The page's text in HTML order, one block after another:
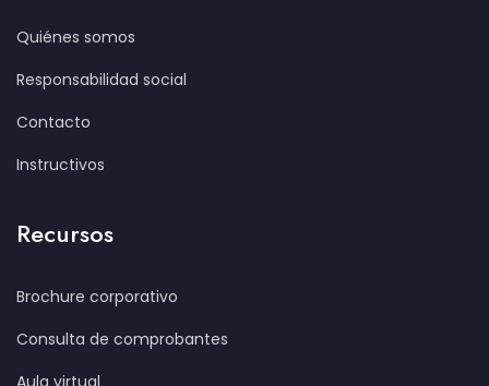
Quiénes somos
Responsabilidad social
Contacto
Instructivos
Recursos
Brochure corporativo
Consulta de comprobantes
Aula virtual